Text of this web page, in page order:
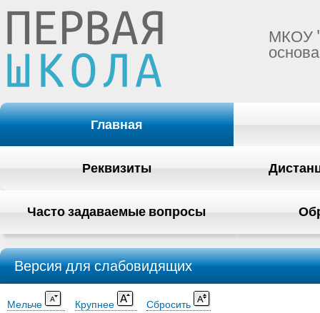
МКОУ
Главная
Реквизиты
Часто задаваемые вопросы
Версия для слабовидящих
Мельче Крупнее
Сбросить